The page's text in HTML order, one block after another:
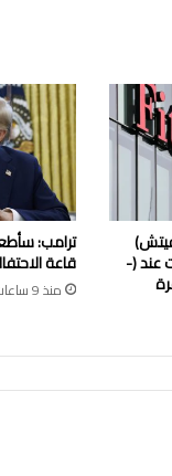
عند (-
ترامب:
قاعة
منذ 9 ساعات